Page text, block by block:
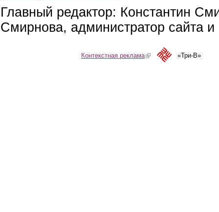
Главный редактор: Константин
Смирнова, администратор сайта
Контекстная реклама(link is external)«Три-В»